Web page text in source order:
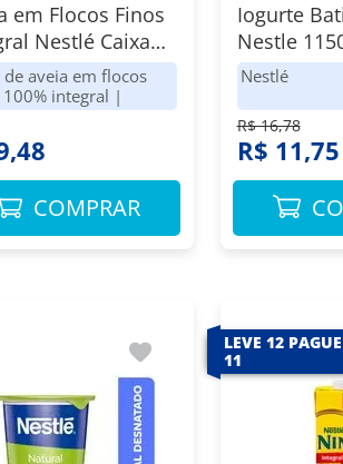
em Flocos Finos
Nestlé Caixa
Embalagem
aveia em flocos
integral |
COMPRAR
Iogurte
Nestle
Nestlé
R$ 16,78
R$ 11,75
LEVE 12 PAGUE
11